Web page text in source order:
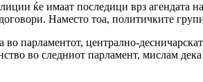
ќе имаат последици врз агендата
Наместо тоа, политичките
парламентот, централно-
во следниот парламент, мислам